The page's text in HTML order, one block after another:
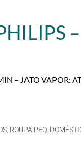
– JATO VAPOR:
ROUPA PEQ.